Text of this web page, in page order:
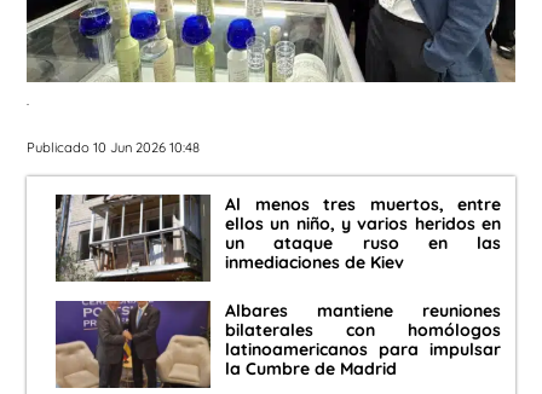
.
Publicado 10 Jun 2026 10:48
Al menos tres muertos, entre
ellos un niño, y varios heridos en
un ataque ruso en las
inmediaciones de Kiev
Albares mantiene reuniones
bilaterales con homólogos
latinoamericanos para impulsar
la Cumbre de Madrid